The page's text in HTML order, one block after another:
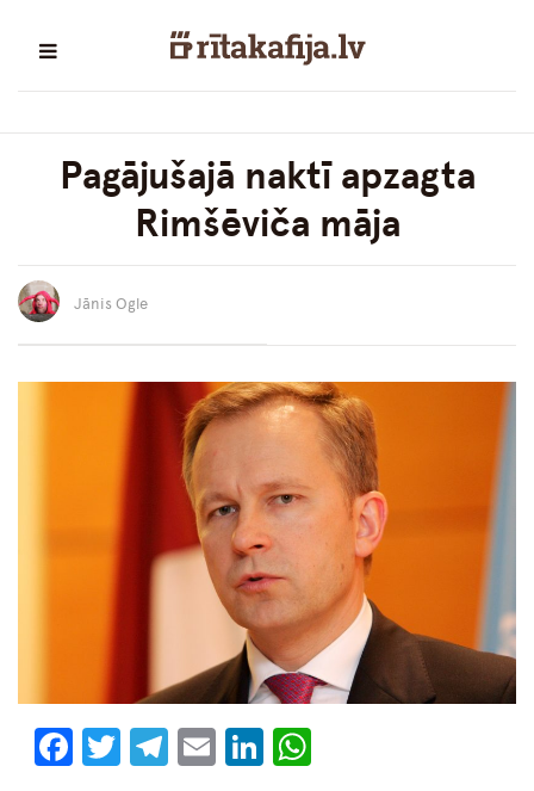
Pagājušajā naktī apzagta
Rimšēviča māja
Jānis Ogle
Facebook
Twitter
Telegram
EmailLinkedIn